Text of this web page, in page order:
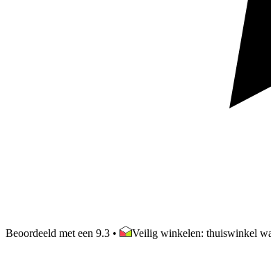
Beoordeeld met een 9.3 • Veilig winkelen: thuiswinkel